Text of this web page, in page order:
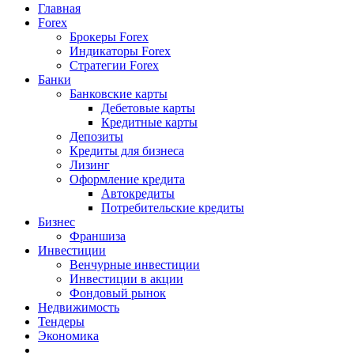
Главная
Forex
Брокеры Forex
Индикаторы Forex
Стратегии Forex
Банки
Банковские карты
Дебетовые карты
Кредитные карты
Депозиты
Кредиты для бизнеса
Лизинг
Оформление кредита
Автокредиты
Потребительские кредиты
Бизнес
Франшиза
Инвестиции
Венчурные инвестиции
Инвестиции в акции
Фондовый рынок
Недвижимость
Тендеры
Экономика